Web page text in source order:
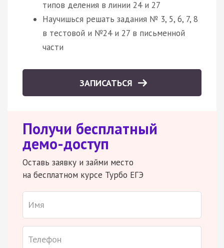
типов деления в линии 24 и 27
Научишься решать задания № 3, 5, 6, 7, 8
в тестовой и №24 и 27 в письменной
части
ЗАПИСАТЬСЯ
Получи бесплатный
демо-доступ
Оставь заявку и займи место
на бесплатном курсе Турбо ЕГЭ